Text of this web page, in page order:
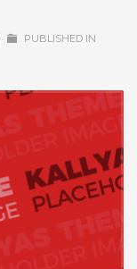
PUBLISHED IN